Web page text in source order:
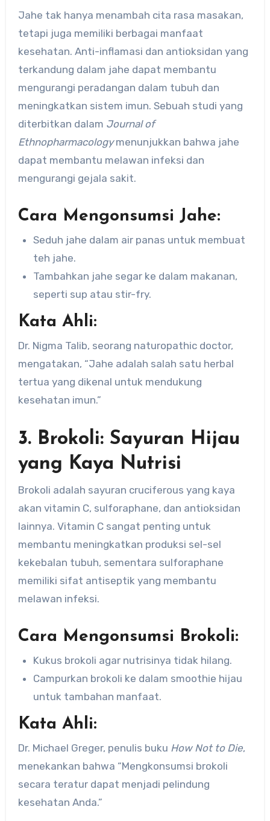
Jahe tak hanya menambah cita rasa masakan,
tetapi juga memiliki berbagai manfaat
kesehatan. Anti-inflamasi dan antioksidan yang
terkandung dalam jahe dapat membantu
mengurangi peradangan dalam tubuh dan
meningkatkan sistem imun. Sebuah studi yang
diterbitkan dalam Journal of
Ethnopharmacologymenunjukkan bahwa jahe
dapat membantu melawan infeksi dan
mengurangi gejala sakit.
Cara Mengonsumsi Jahe:
Seduh jahe dalam air panas untuk membuat
teh jahe.
Tambahkan jahe segar ke dalam makanan,
seperti sup atau stir-fry.
Kata Ahli:
Dr. Nigma Talib, seorang naturopathic doctor,
mengatakan, “Jahe adalah salah satu herbal
tertua yang dikenal untuk mendukung
kesehatan imun.”
3. Brokoli: Sayuran Hijau
yang Kaya Nutrisi
Brokoli adalah sayuran cruciferous yang kaya
akan vitamin C, sulforaphane, dan antioksidan
lainnya. Vitamin C sangat penting untuk
membantu meningkatkan produksi sel-sel
kekebalan tubuh, sementara sulforaphane
memiliki sifat antiseptik yang membantu
melawan infeksi.
Cara Mengonsumsi Brokoli:
Kukus brokoli agar nutrisinya tidak hilang.
Campurkan brokoli ke dalam smoothie hijau
untuk tambahan manfaat.
Kata Ahli:
Dr. Michael Greger, penulis buku How Not to Die,
menekankan bahwa “Mengkonsumsi brokoli
secara teratur dapat menjadi pelindung
kesehatan Anda.”